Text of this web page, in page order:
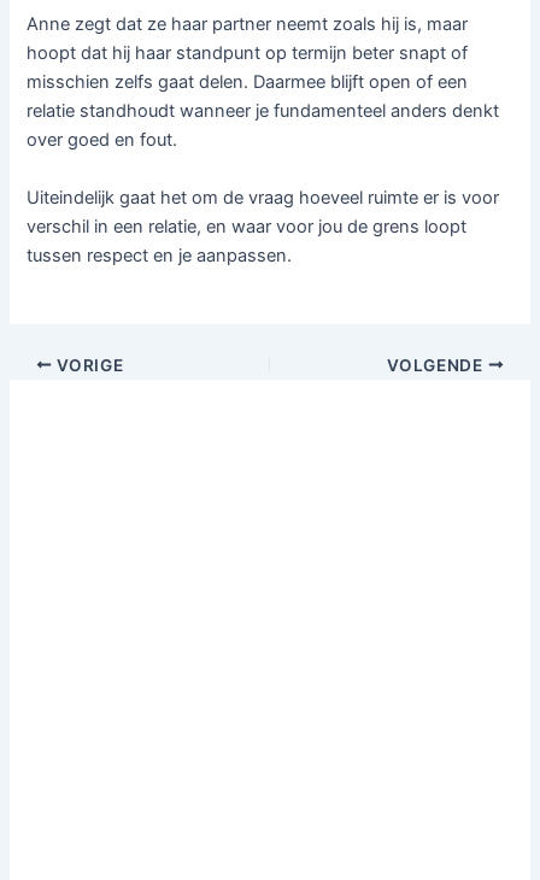
Anne zegt dat ze haar partner neemt zoals hij is, maar
hoopt dat hij haar standpunt op termijn beter snapt of
misschien zelfs gaat delen. Daarmee blijft open of een
relatie standhoudt wanneer je fundamenteel anders denkt
over goed en fout.
Uiteindelijk gaat het om de vraag hoeveel ruimte er is voor
verschil in een relatie, en waar voor jou de grens loopt
tussen respect en je aanpassen.
VORIGE VOLGENDE